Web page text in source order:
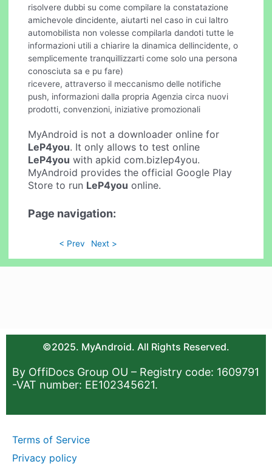
risolvere dubbi su come compilare la constatazione
amichevole dincidente, aiutarti nel caso in cui laltro
automobilista non volesse compilarla dandoti tutte le
informazioni utili a chiarire la dinamica dellincidente, o
semplicemente tranquillizzarti come solo una persona
conosciuta sa e pu fare)
ricevere, attraverso il meccanismo delle notifiche
push, informazioni dalla propria Agenzia circa nuovi
prodotti, convenzioni, iniziative promozionali
MyAndroid is not a downloader online for
LeP4you. It only allows to test online
LeP4you with apkid com.bizlep4you.
MyAndroid provides the official Google Play
Store to run LeP4you online.
Page navigation:
< Prev Next >
©2025. MyAndroid. All Rights Reserved.
By OffiDocs Group OU – Registry code: 1609791
-VAT number: EE102345621.
Terms of Service
Privacy policy